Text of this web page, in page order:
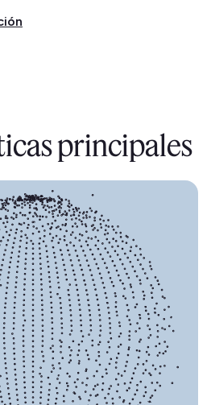
principales